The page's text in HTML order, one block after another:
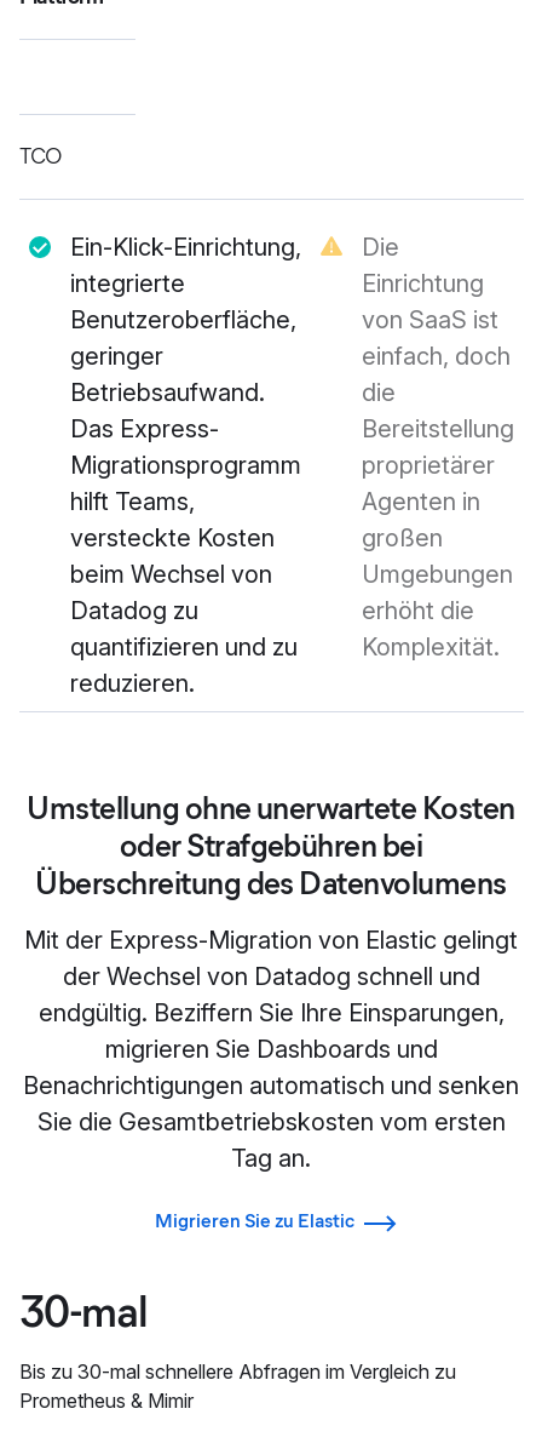
TCO
Ein-Klick-Einrichtung,
integrierte
Benutzeroberfläche,
geringer
Betriebsaufwand.
Das Express-
Migrationsprogramm
hilft Teams,
versteckte Kosten
beim Wechsel von
Datadog zu
quantifizieren und zu
reduzieren.
Die
Einrichtung
von SaaS ist
einfach, doch
die
Bereitstellung
proprietärer
Agenten in
großen
Umgebungen
erhöht die
Komplexität.
Umstellung ohne unerwartete Kosten
oder Strafgebühren bei
Überschreitung des Datenvolumens
Mit der Express-Migration von Elastic gelingt
der Wechsel von Datadog schnell und
endgültig. Beziffern Sie Ihre Einsparungen,
migrieren Sie Dashboards und
Benachrichtigungen automatisch und senken
Sie die Gesamtbetriebskosten vom ersten
Tag an.
Migrieren Sie zu Elastic
30-mal
Bis zu 30-mal schnellere Abfragen im Vergleich zu
Prometheus & Mimir